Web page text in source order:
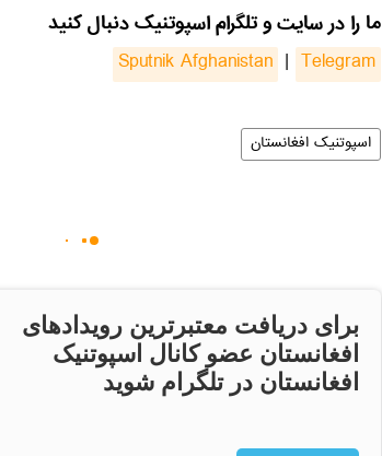
ما را در سایت و تلگرام اسپوتنیک دنبال کنید
Sputnik Afghanistan | Telegram
اسپوتنیک افغانستان
برای دریافت معتبرترین رویدادهای
افغانستان عضو کانال اسپوتنیک
افغانستان در تلگرام شوید